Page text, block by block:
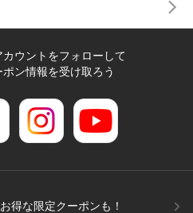
ウントをフォローして
ン情報を受け取ろう
得な限定クーポンも！